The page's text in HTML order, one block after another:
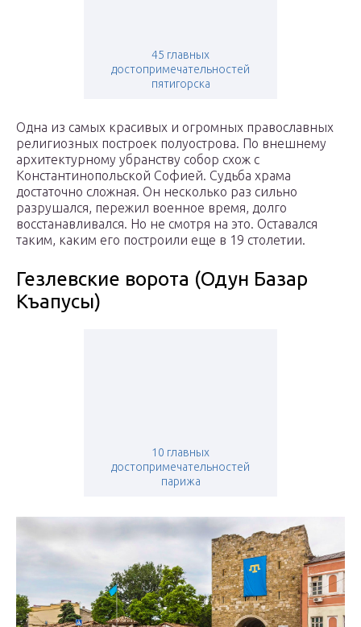
45 главных
достопримечательностей
пятигорска
Одна из самых красивых и огромных православных
религиозных построек полуострова. По внешнему
архитектурному убранству собор схож с
Константинопольской Софией. Судьба храма
достаточно сложная. Он несколько раз сильно
разрушался, пережил военное время, долго
восстанавливался. Но не смотря на это. Оставался
таким, каким его построили еще в 19 столетии.
Гезлевские ворота (Одун Базар
Къапусы)
10 главных
достопримечательностей
парижа